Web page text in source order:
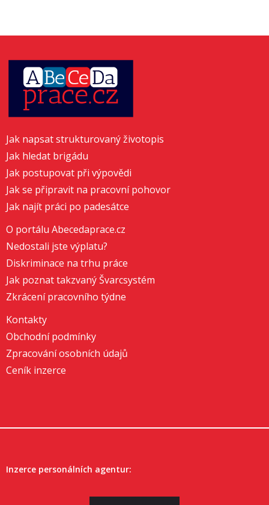
Jak napsat strukturovaný životopis
Jak hledat brigádu
Jak postupovat při výpovědi
Jak se připravit na pracovní pohovor
Jak najít práci po padesátce
O portálu Abecedaprace.cz
Nedostali jste výplatu?
Diskriminace na trhu práce
Jak poznat takzvaný Švarcsystém
Zkrácení pracovního týdne
Kontakty
Obchodní podmínky
Zpracování osobních údajů
Ceník inzerce
Inzerce personálních agentur: